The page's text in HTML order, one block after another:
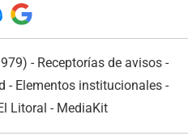
- Receptorías de avisos -
- Elementos institucionales-
Litoral - MediaKit